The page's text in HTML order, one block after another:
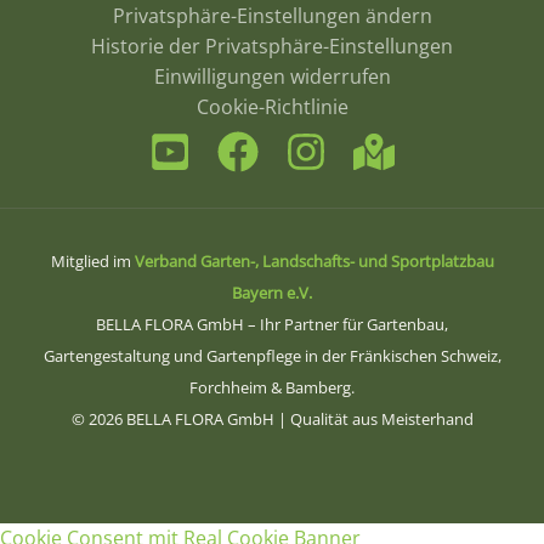
Privatsphäre-Einstellungen ändern
Historie der Privatsphäre-Einstellungen
Einwilligungen widerrufen
Cookie-Richtlinie
Mitglied im Verband Garten-, Landschafts- und Sportplatzbau
Bayern e.V.
BELLA FLORA GmbH – Ihr Partner für Gartenbau,
Gartengestaltung und Gartenpflege in der Fränkischen Schweiz,
Forchheim & Bamberg.
© 2026 BELLA FLORA GmbH | Qualität aus Meisterhand
Cookie Consent mit Real Cookie Banner